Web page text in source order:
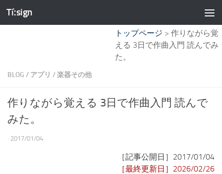
コンテンツへスキップ
Tíːsign
トップページ > 作りながら覚
える 3日で作曲入門 読んでみ
た。
BLOG / アプリ /楽器その他
作りながら覚える 3日で作曲入門 読んで
みた。
· 2017/01/04
［記事公開日］2017/01/04
［最終更新日］2026/02/26